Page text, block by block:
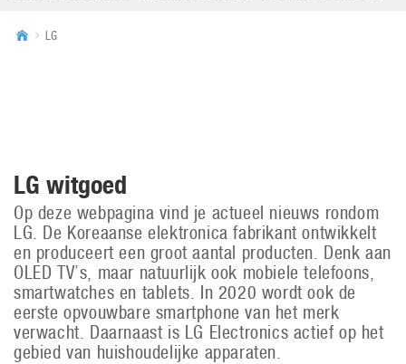
LG
LG witgoed
Op deze webpagina vind je actueel nieuws rondom
LG. De Koreaanse elektronica fabrikant ontwikkelt
en produceert een groot aantal producten. Denk aan
OLED TV’s, maar natuurlijk ook mobiele telefoons,
smartwatches en tablets. In 2020 wordt ook de
eerste opvouwbare smartphone van het merk
verwacht. Daarnaast is LG Electronics actief op het
gebied van huishoudelijke apparaten.